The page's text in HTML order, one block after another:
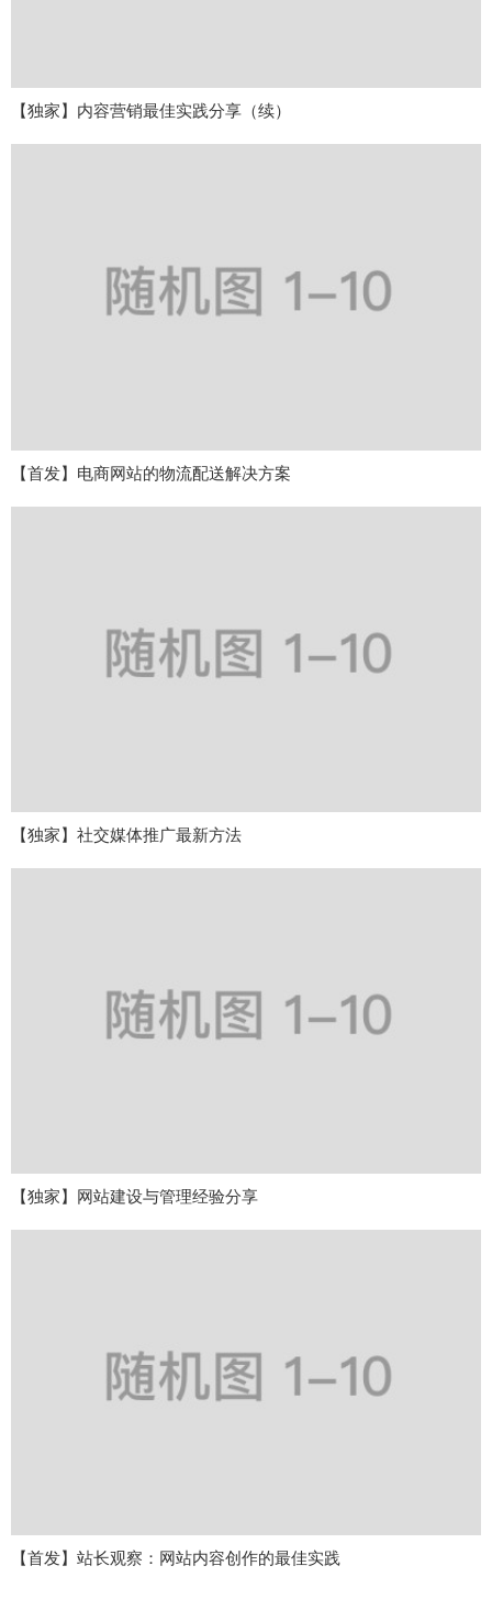
【独家】内容营销最佳实践分享（续）
【首发】电商网站的物流配送解决方案
【独家】社交媒体推广最新方法
【独家】网站建设与管理经验分享
【首发】站长观察：网站内容创作的最佳实践